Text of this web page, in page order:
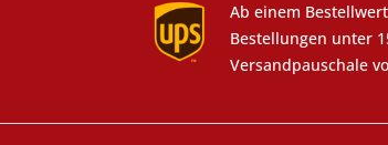
Ab einem
Bestellungen unter
Versandpauschale